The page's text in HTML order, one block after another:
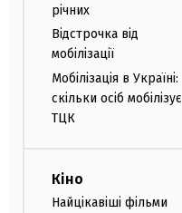
річних
Відстрочка від
мобілізації
Мобілізація в Україні:
скільки осіб мобілізує
ТЦК
Кіно
Найцікавіші фільми